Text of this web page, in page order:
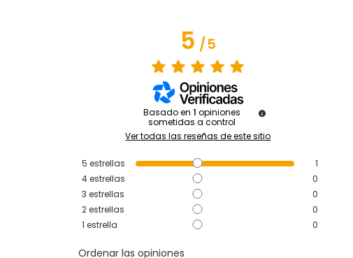
5/5
Basado en 1 opiniones
sometidas a control
Ver todas las reseñas de este sitio
5 estrellas
1
4estrellas
0
3 estrellas
0
2estrellas
0
1 estrella 0
Ordenar las opiniones